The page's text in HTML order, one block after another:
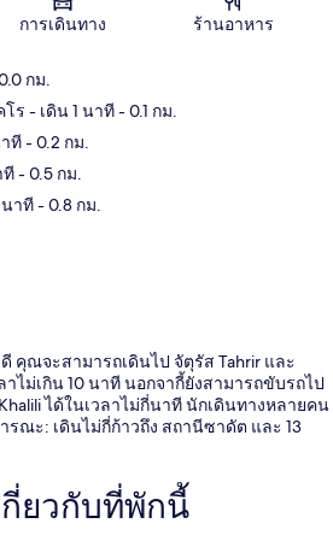
แผนที่
การเดินทาง ร้านอาหาร
กม.
โร - เดิน 1 นาที- 0.1 กม.
ที- 0.2 กม.
ที- 0.5 กม.
นาที- 0.8 กม.
คุณจะสามารถเดินไป จัตุรัส Tahrir และ
ม่เกิน 10 นาที นอกจากี้ยังสามารถขับรถไป
ได้ในเวลาไม่กี่นาที นักเดินทางหลายคน
ณะ: เดินไม่กี่ก้าวถึง สถานีซาดัต และ 13
ยวกับที่พักนี้